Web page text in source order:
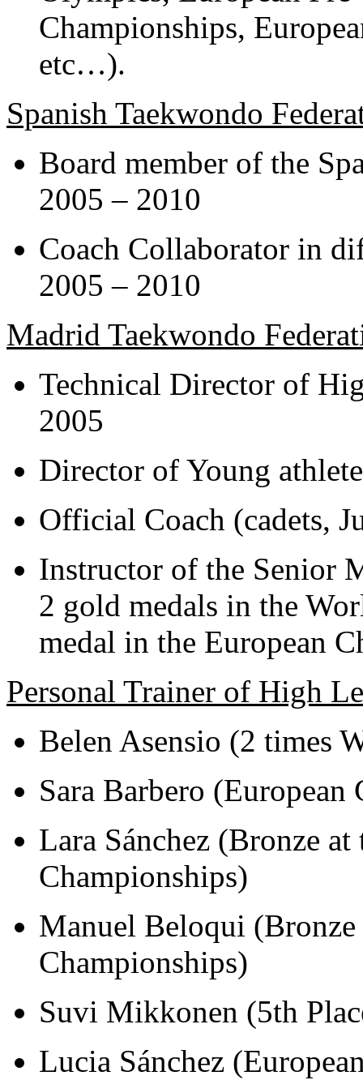
Championships,
etc…).
Spanish Taekwondo
Board member of the
2005 – 2010
Coach Collaborator in
2005 – 2010
Madrid Taekwondo
Technical Director of
2005
Director of Young
Official Coach (cadets,
Instructor of the Senior
2 gold medals in the
medal in the European
Personal Trainer of High
Belen Asensio (2 times
Sara Barbero (European
Lara Sánchez (Bronze
Championships)
Manuel Beloqui
Championships)
Suvi Mikkonen (5th
Lucia Sánchez